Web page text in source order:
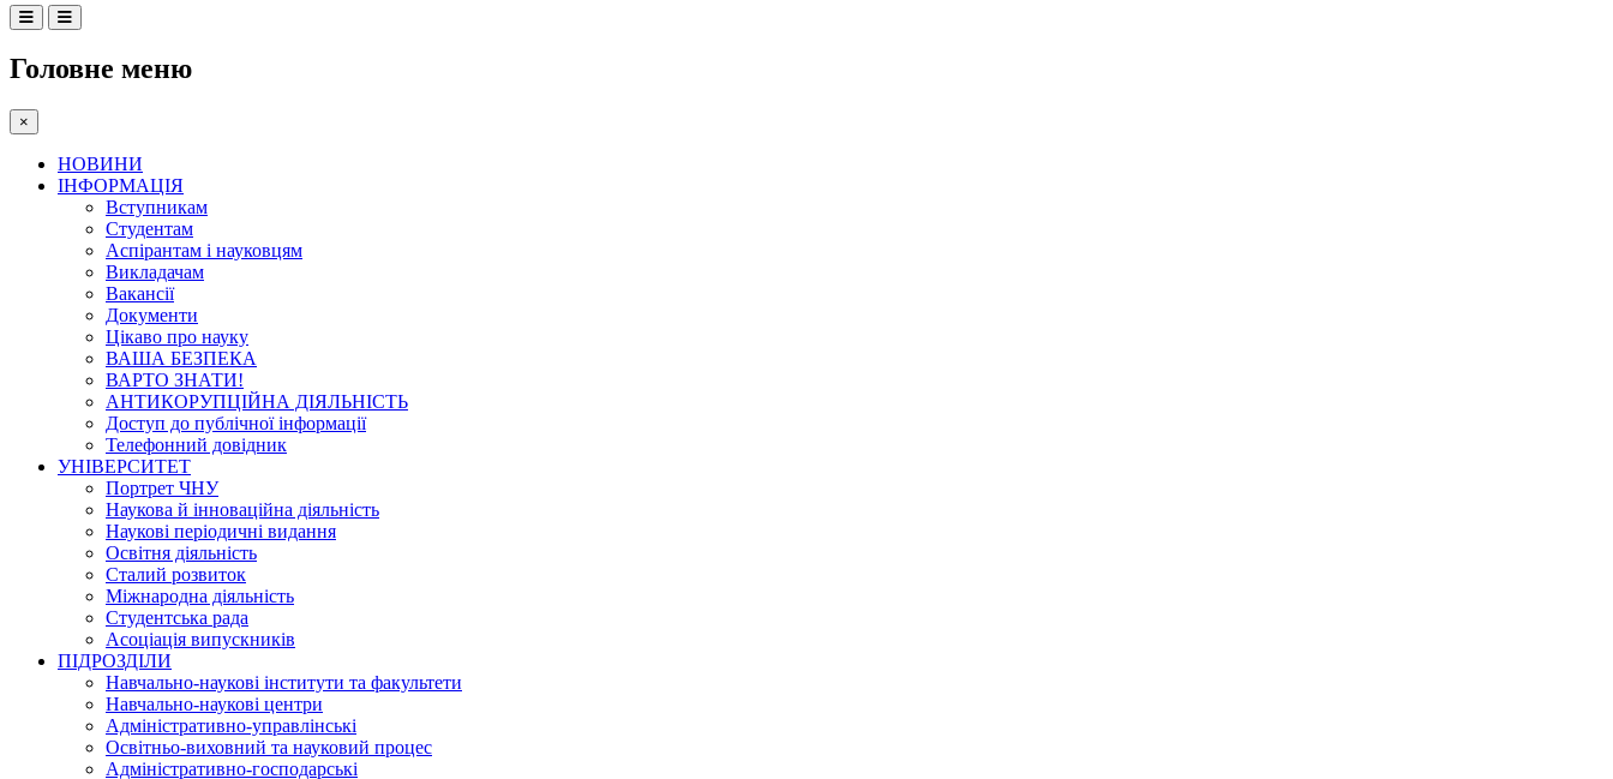
Головне меню
×
НОВИНИ
ІНФОРМАЦІЯ
Вступникам
Студентам
Аспірантам і науковцям
Викладачам
Вакансії
Документи
Цікаво про науку
ВАША БЕЗПЕКА
ВАРТО ЗНАТИ!
АНТИКОРУПЦІЙНА ДІЯЛЬНІСТЬ
Доступ до публічної інформації
Телефонний довідник
УНІВЕРСИТЕТ
Портрет ЧНУ
Наукова й інноваційна діяльність
Наукові періодичні видання
Освітня діяльність
Сталий розвиток
Міжнародна діяльність
Студентська рада
Асоціація випускників
ПІДРОЗДІЛИ
Навчально-наукові інститути та факультети
Навчально-наукові центри
Адміністративно-управлінські
Освітньо-виховний та науковий процес
Адміністративно-господарські